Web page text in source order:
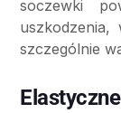
soczewki
szczególnie